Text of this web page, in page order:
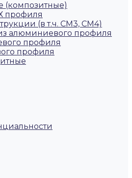
(композитные)
профиля
(в т.ч. СМ3, СМ4)
алюминиевого профиля
профиля
профиля